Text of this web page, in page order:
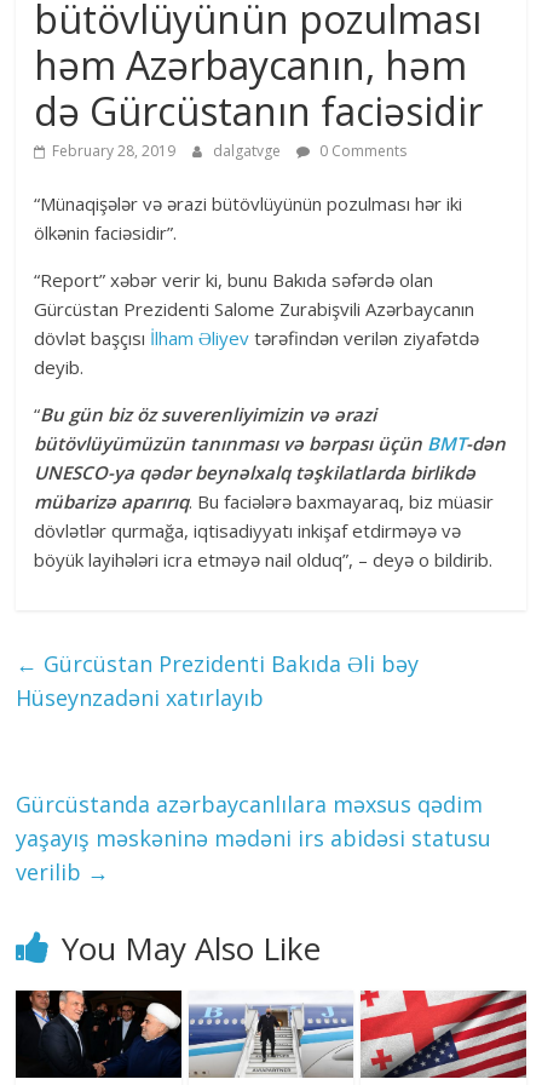
bütövlüyünün pozulması
həm Azərbaycanın, həm
də Gürcüstanın faciəsidir
February 28, 2019 dalgatvge 0 Comments
“Münaqişələr və ərazi bütövlüyünün pozulması hər iki
ölkənin faciəsidir”.
“Report” xəbər verir ki, bunu Bakıda səfərdə olan
Gürcüstan Prezidenti Salome Zurabişvili Azərbaycanın
dövlət başçısı İlham Əliyev tərəfindən verilən ziyafətdə
deyib.
“Bu gün biz öz suverenliyimizin və ərazi
bütövlüyümüzün tanınması və bərpası üçün BMT-dən
UNESCO-ya qədər beynəlxalq təşkilatlarda birlikdə
mübarizə aparırıq. Bu faciələrə baxmayaraq, biz müasir
dövlətlər qurmağa, iqtisadiyyatı inkişaf etdirməyə və
böyük layihələri icra etməyə nail olduq”, – deyə o bildirib.
← Gürcüstan Prezidenti Bakıda Əli bəy
Hüseynzadəni xatırlayıb
Gürcüstanda azərbaycanlılara məxsus qədim
yaşayış məskəninə mədəni irs abidəsi statusu
verilib →
You May Also Like